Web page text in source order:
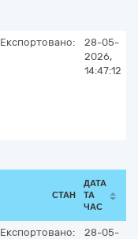
Експортовано:
28-05-
2026,
14:47:12
СТАН
ДАТА
ТА
ЧАС
Експортовано:
28-05-